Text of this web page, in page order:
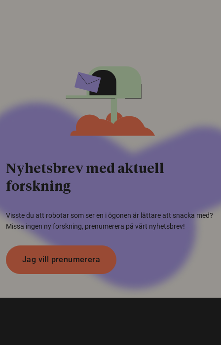
Nyhetsbrev med aktuell
forskning
Visste du att robotar som ser en i ögonen är lättare att snacka med?
Missa ingen ny forskning, prenumerera på vårt nyhetsbrev!
Jag vill prenumerera